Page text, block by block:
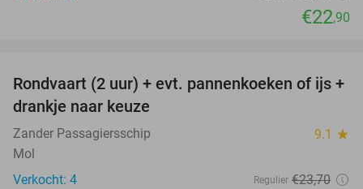
€22,90
20%
TODAY
Rondvaart (2 uur) + evt. pannenkoeken of ijs +
drankje naar keuze
Zander Passagiersschip 9.1 star
Mol
Verkocht: 4
Regulier €23,70